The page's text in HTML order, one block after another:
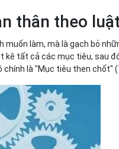
thân theo
làm, mà là gạch bỏ
tất cả các mục tiêu, sau
là "Mục tiêu then chốt"